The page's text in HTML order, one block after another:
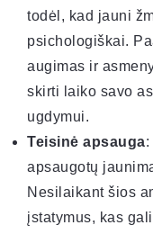
todėl, kad jauni
psichologiškai.
augimas ir
skirti laiko savo
ugdymui.
Teisinė apsauga
apsaugotų
Nesilaikant šios
įstatymus, kas